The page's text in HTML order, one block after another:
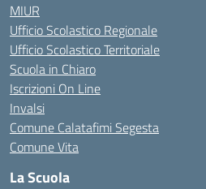
MIUR
Ufficio Scolastico Regionale
Ufficio Scolastico Territoriale
Scuola in Chiaro
Iscrizioni On Line
Invalsi
Comune Calatafimi Segesta
Comune Vita
La Scuola